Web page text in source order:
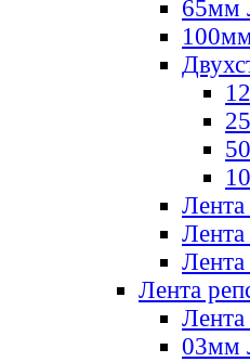
65мм
Лента
Лента
Лента
Лента
03мм